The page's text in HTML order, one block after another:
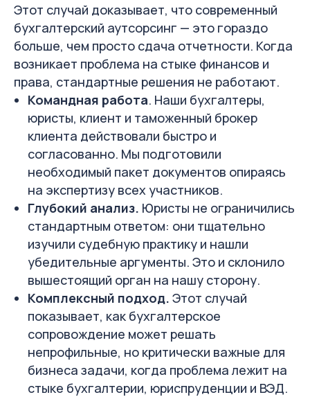
Этот случай доказывает, что современный
бухгалтерский аутсорсинг — это гораздо
больше, чем просто сдача отчетности. Когда
возникает проблема на стыке финансов и
права, стандартные решения не работают.
Командная работа. Наши бухгалтеры,
юристы, клиент и таможенный брокер
клиента действовали быстро и
согласованно. Мы подготовили
необходимый пакет документов опираясь
на экспертизу всех участников.
Глубокий анализ. Юристы не ограничились
стандартным ответом: они тщательно
изучили судебную практику и нашли
убедительные аргументы. Это и склонило
вышестоящий орган на нашу сторону.
Комплексный подход. Этот случай
показывает, как бухгалтерское
сопровождение может решать
непрофильные, но критически важные для
бизнеса задачи, когда проблема лежит на
стыке бухгалтерии, юриспруденции и ВЭД.